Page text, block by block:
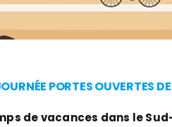
PORTES OUVERTES
de vacances dans le